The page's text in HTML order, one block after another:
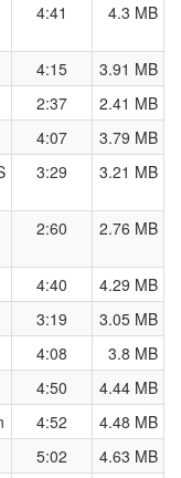
4:41 4.3 MB
4:15
3.91 MB
2:37
2.41 MB
4:07
3.79 MB
3:29 3.21 MB
2:60 2.76 MB
4:40
4.29 MB
3:19
3.05 MB
4:08
3.8 MB
4:50
4.44 MB
4:52
4.48 MB
5:02
4.63 MB